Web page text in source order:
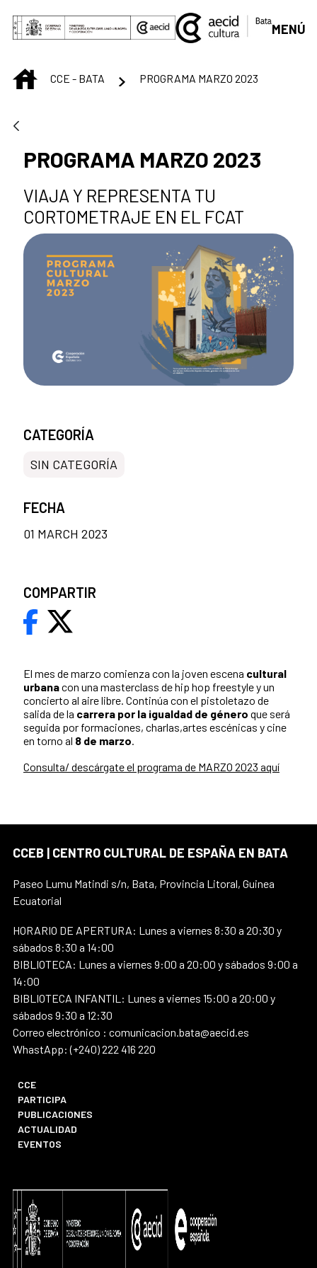
Skip to Main Content
MENÚ
INICIOCCE - BATA PROGRAMA MARZO 2023
PROGRAMA MARZO 2023
VIAJA Y REPRESENTA TU
CORTOMETRAJE EN EL FCAT
El mes de marzo comienza con la joven escena cultural
urbanacon una masterclass de hip hop freestyle y un
concierto al aire libre. Continúa con el pistoletazo de
salida de la carrera por la igualdad de género que será
seguida por formaciones, charlas,artes escénicas y cine
en torno al 8 de marzo
Consulta/ descárgate el programa de MARZO 2023 aquí
CATEGORÍA
SIN CATEGORÍA
FECHA
01 MARCH 2023
COMPARTIR
CCEB | CENTRO CULTURAL DE ESPAÑA EN BATA
Paseo Lumu Matindi s/n, Bata, Provincia Litoral, Guinea
Ecuatorial
HORARIO DE APERTURA: Lunes a viernes 8:30 a 20:30 y
sábados 8:30 a 14:00
BIBLIOTECA: Lunes a viernes 9:00 a 20:00 y sábados 9:00 a
14:00
BIBLIOTECA INFANTIL: Lunes a viernes 15:00 a 20:00 y
sábados 9:30 a 12:30
Correo electrónico : comunicacion.bata@aecid.es
WhastApp: (+240) 222 416 220
CCE
PARTICIPA
PUBLICACIONES
ACTUALIDAD
EVENTOS